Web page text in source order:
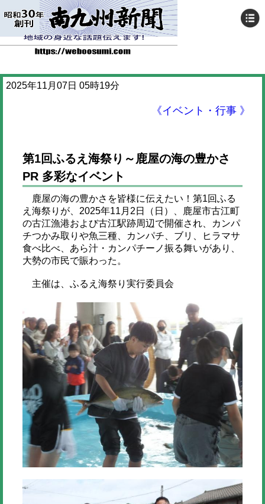
2025年11月07日 05時19分
《イベント・行事 》
第1回ふるえ海祭り～鹿屋の海の豊かさ
PR 多彩なイベント
鹿屋の海の豊かさを皆様に伝えたい！第1回ふる
え海祭りが、2025年11月2日（日）、鹿屋市古江町
の古江漁港および古江駅跡周辺で開催され、カンパ
チつかみ取りや魚三種、カンパチ、ブリ、ヒラマサ
食べ比べ、あら汁・カンパチーノ振る舞いがあり、
大勢の市民で賑わった。
主催は、ふるえ海祭り実行委員会